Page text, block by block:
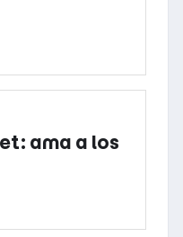
ama a los